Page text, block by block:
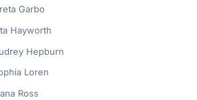
Garbo
Hayworth
Hepburn
Loren
Ross